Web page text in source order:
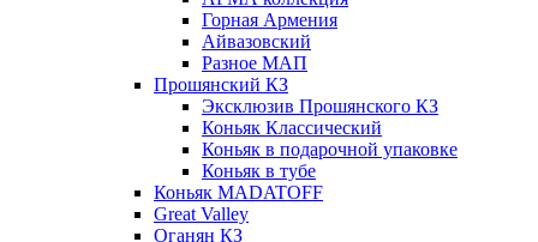
Горная Армения
Айвазовский
Разное МАП
Прошянский КЗ
Эксклюзив Прошянского КЗ
Коньяк Классический
Коньяк в подарочной упаковке
Коньяк в тубе
Коньяк MADATOFF
Great Valley
Оганян КЗ